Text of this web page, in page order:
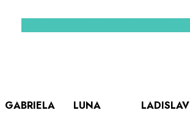
GABRIELA LUNA LADISLAV